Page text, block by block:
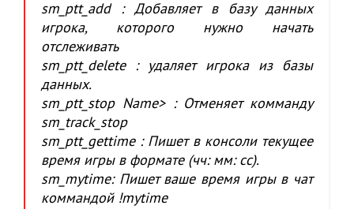
sm_ptt_add : Добавляет в базу данных
игрока, которого нужно начать
отслеживать
sm_ptt_delete : удаляет игрока из базы
данных.
sm_ptt_stop Name> : Отменяет комманду
sm_track_stop
sm_ptt_gettime : Пишет в консоли текущее
время игры в формате (чч: мм: сс).
sm_mytime: Пишет ваше время игры в чат
коммандой !mytime